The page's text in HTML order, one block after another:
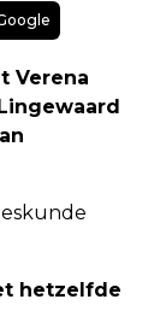
Verena
hetzelfde